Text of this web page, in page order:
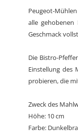
Peugeot-
alle
Geschmack
Die Bistro-
Einstellung des
probieren, die
Zweck des
Höhe: 10 cm
Farbe: